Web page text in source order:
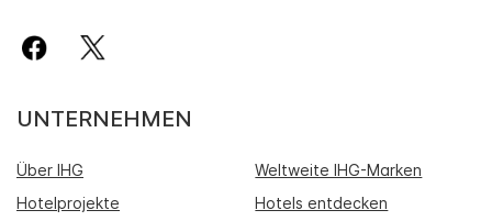
UNTERNEHMEN
Über IHG
Weltweite IHG-Marken
Hotelprojekte
Hotels entdecken